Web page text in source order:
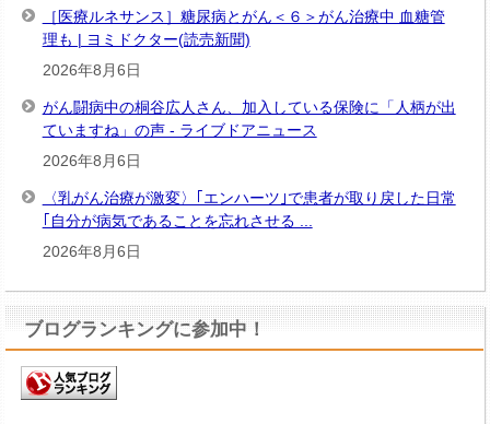
［医療ルネサンス］糖尿病とがん＜６＞がん治療中 血糖管
理も | ヨミドクター(読売新聞)
2026年8月6日
がん闘病中の桐谷広人さん、加入している保険に「人柄が出
ていますね」の声 - ライブドアニュース
2026年8月6日
〈乳がん治療が激変〉｢エンハーツ｣で患者が取り戻した日常
｢自分が病気であることを忘れさせる ...
2026年8月6日
ブログランキングに参加中！